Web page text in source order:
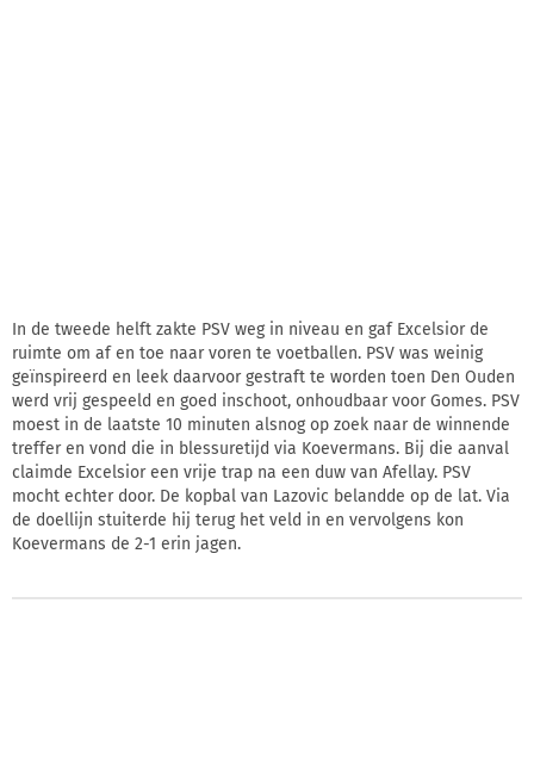
In de tweede helft zakte PSV weg in niveau en gaf Excelsior de
ruimte om af en toe naar voren te voetballen. PSV was weinig
geïnspireerd en leek daarvoor gestraft te worden toen Den Ouden
werd vrij gespeeld en goed inschoot, onhoudbaar voor Gomes. PSV
moest in de laatste 10 minuten alsnog op zoek naar de winnende
treffer en vond die in blessuretijd via Koevermans. Bij die aanval
claimde Excelsior een vrije trap na een duw van Afellay. PSV
mocht echter door. De kopbal van Lazovic belandde op de lat. Via
de doellijn stuiterde hij terug het veld in en vervolgens kon
Koevermans de 2-1 erin jagen.